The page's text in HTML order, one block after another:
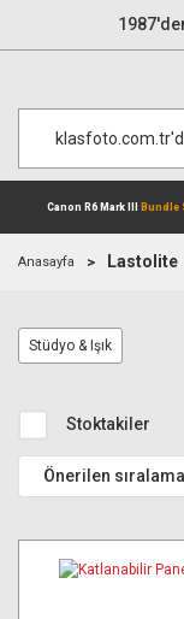
Canon R6
Anasayfa Lastolite
Stüdyo & Işık
Stoktakiler